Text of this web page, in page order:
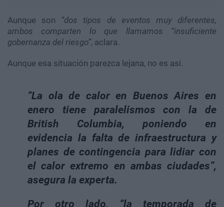
Aunque son “dos tipos de eventos muy diferentes,
ambos comparten lo que llamamos “insuficiente
gobernanza del riesgo”, aclara.
Aunque esa situación parezca lejana, no es así.
“La ola de calor en Buenos Aires en
enero tiene paralelismos con la de
British Columbia, poniendo en
evidencia la falta de infraestructura y
planes de contingencia para lidiar con
el calor extremo en ambas ciudades”,
asegura la experta.
Por otro lado, “la temporada de